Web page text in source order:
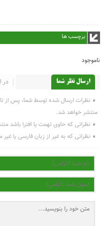
برچسب ها
ناموجود
ارسال نظر شما
در
نظرات ارسال شده توسط شما، پس از
منتشر خواهد شد.
نظراتی که حاوی تهمت یا افترا باشد
نظراتی که به غیر از زبان فارسی یا